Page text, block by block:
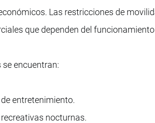
Las restricciones de
que dependen del
encuentran:
entretenimiento.
nocturnas.